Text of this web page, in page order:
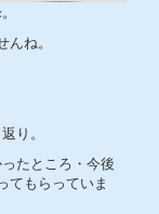
ね。
り。
たところ・今後
てもらっていま